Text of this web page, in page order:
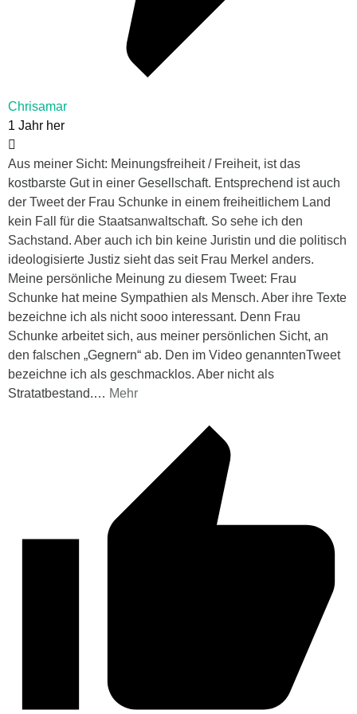
Chrisamar
1 Jahr her
Aus meiner Sicht: Meinungsfreiheit / Freiheit, ist das
kostbarste Gut in einer Gesellschaft. Entsprechend ist auch
der Tweet der Frau Schunke in einem freiheitlichem Land
kein Fall für die Staatsanwaltschaft. So sehe ich den
Sachstand. Aber auch ich bin keine Juristin und die politisch
ideologisierte Justiz sieht das seit Frau Merkel anders.
Meine persönliche Meinung zu diesem Tweet: Frau
Schunke hat meine Sympathien als Mensch. Aber ihre Texte
bezeichne ich als nicht sooo interessant. Denn Frau
Schunke arbeitet sich, aus meiner persönlichen Sicht, an
den falschen „Gegnern“ ab. Den im Video genanntenTweet
bezeichne ich als geschmacklos. Aber nicht als
Stratatbestand.… Mehr